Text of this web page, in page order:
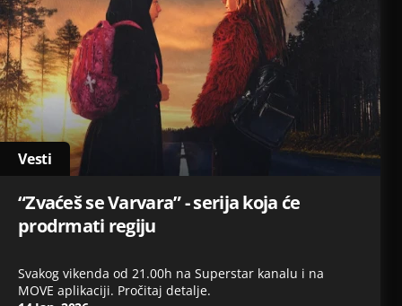
Vesti
“Zvaćeš se Varvara” - serija koja će
prodrmati regiju
Svakog vikenda od 21.00h na Superstar kanalu i na
MOVE aplikaciji. Pročitaj detalje.